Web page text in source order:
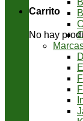
Carrito
No hay